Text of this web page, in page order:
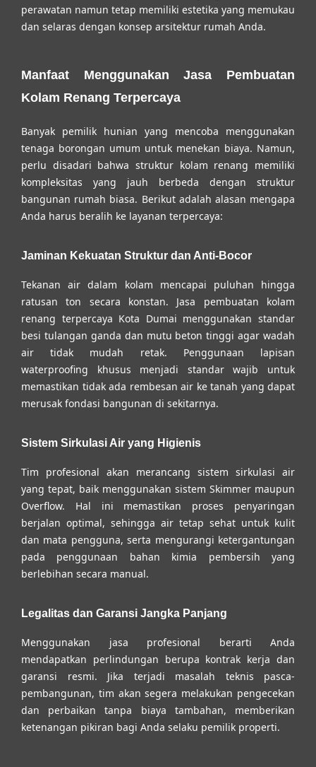
perawatan namun tetap memiliki estetika yang memukau
dan selaras dengan konsep arsitektur rumah Anda.
Manfaat Menggunakan Jasa Pembuatan
Kolam Renang Terpercaya
Banyak pemilik hunian yang mencoba menggunakan
tenaga borongan umum untuk menekan biaya. Namun,
perlu disadari bahwa struktur kolam renang memiliki
kompleksitas yang jauh berbeda dengan struktur
bangunan rumah biasa. Berikut adalah alasan mengapa
Anda harus beralih ke layanan terpercaya:
Jaminan Kekuatan Struktur dan Anti-Bocor
Tekanan air dalam kolam mencapai puluhan hingga
ratusan ton secara konstan. Jasa pembuatan kolam
renang terpercaya Kota Dumai menggunakan standar
besi tulangan ganda dan mutu beton tinggi agar wadah
air tidak mudah retak. Penggunaan lapisan
waterproofing khusus menjadi standar wajib untuk
memastikan tidak ada rembesan air ke tanah yang dapat
merusak fondasi bangunan di sekitarnya.
Sistem Sirkulasi Air yang Higienis
Tim profesional akan merancang sistem sirkulasi air
yang tepat, baik menggunakan sistem Skimmer maupun
Overflow. Hal ini memastikan proses penyaringan
berjalan optimal, sehingga air tetap sehat untuk kulit
dan mata pengguna, serta mengurangi ketergantungan
pada penggunaan bahan kimia pembersih yang
berlebihan secara manual.
Legalitas dan Garansi Jangka Panjang
Menggunakan jasa profesional berarti Anda
mendapatkan perlindungan berupa kontrak kerja dan
garansi resmi. Jika terjadi masalah teknis pasca-
pembangunan, tim akan segera melakukan pengecekan
dan perbaikan tanpa biaya tambahan, memberikan
ketenangan pikiran bagi Anda selaku pemilik properti.